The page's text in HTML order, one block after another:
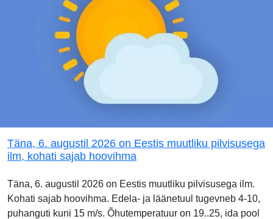
Täna, 6. augustil 2026 on Eestis muutliku pilvisusega
ilm, kohati sajab hoovihma
Täna, 6. augustil 2026 on Eestis muutliku pilvisusega ilm.
Kohati sajab hoovihma. Edela- ja läänetuul tugevneb 4-10,
puhanguti kuni 15 m/s. Õhutemperatuur on 19..25, ida pool